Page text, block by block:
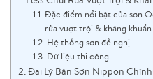
Đặc điểm nổi bật của sơn
rửa vượt trội & kháng khuẩn
Hệ thống sơn đề nghị
Dữ liệu thi công
Đại Lý Bán Sơn Nippon